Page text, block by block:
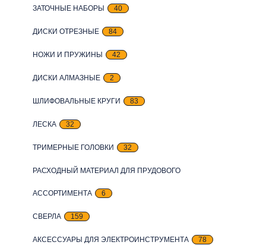
ЗАТОЧНЫЕ НАБОРЫ 40
ДИСКИ ОТРЕЗНЫЕ 84
НОЖИ И ПРУЖИНЫ 42
ДИСКИ АЛМАЗНЫЕ 2
ШЛИФОВАЛЬНЫЕ КРУГИ 83
ЛЕСКА 32
ТРИМЕРНЫЕ ГОЛОВКИ 32
РАСХОДНЫЙ МАТЕРИАЛ ДЛЯ ПРУДОВОГО
АССОРТИМЕНТА 6
СВЕРЛА 159
АКСЕССУАРЫ ДЛЯ ЭЛЕКТРОИНСТРУМЕНТА 78